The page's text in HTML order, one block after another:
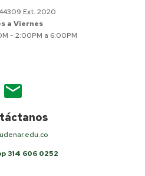
Ext. 2020
a Viernes
- 2:00PM a 6:00PM
mail
314 606 0252